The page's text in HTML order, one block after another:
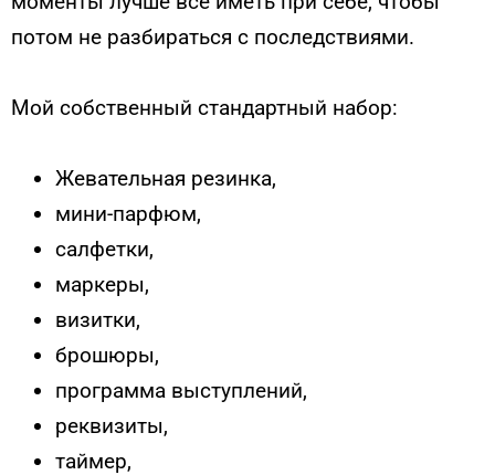
потом не разбираться с последствиями.
Мой собственный стандартный набор:
Жевательная резинка,
мини-парфюм,
салфетки,
маркеры,
визитки,
брошюры,
программа выступлений,
реквизиты,
таймер,